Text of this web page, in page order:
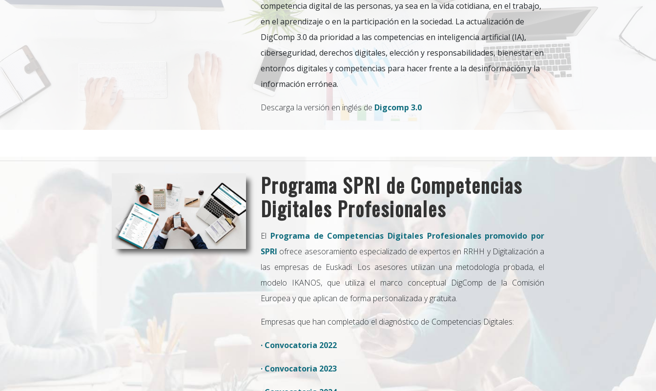
competencia digital de las personas, ya sea en la vida cotidiana, en el trabajo,
en el aprendizaje o en la participación en la sociedad. La actualización de
DigComp 3.0 da prioridad a las competencias en inteligencia artificial (IA),
ciberseguridad, derechos digitales, elección y responsabilidades, bienestar en
entornos digitales y competencias para hacer frente a la desinformación y la
información errónea.
Descarga la versión en inglés de Digcomp 3.0
Programa SPRI de Competencias
Digitales Profesionales
El Programa de Competencias Digitales Profesionales promovido por
SPRI ofrece asesoramiento especializado de expertos en RRHH y Digitalización a
las empresas de Euskadi. Los asesores utilizan una metodología probada, el
modelo IKANOS, que utiliza el marco conceptual DigComp de la Comisión
Europea y que aplican de forma personalizada y gratuita.
Empresas que han completado el diagnóstico de Competencias Digitales:
· Convocatoria 2022
· Convocatoria 2023